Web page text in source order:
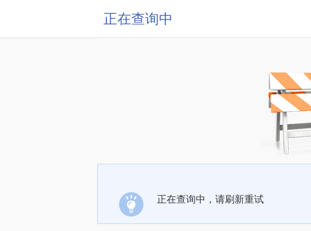
正在查询中
正在查询中，请刷新重试